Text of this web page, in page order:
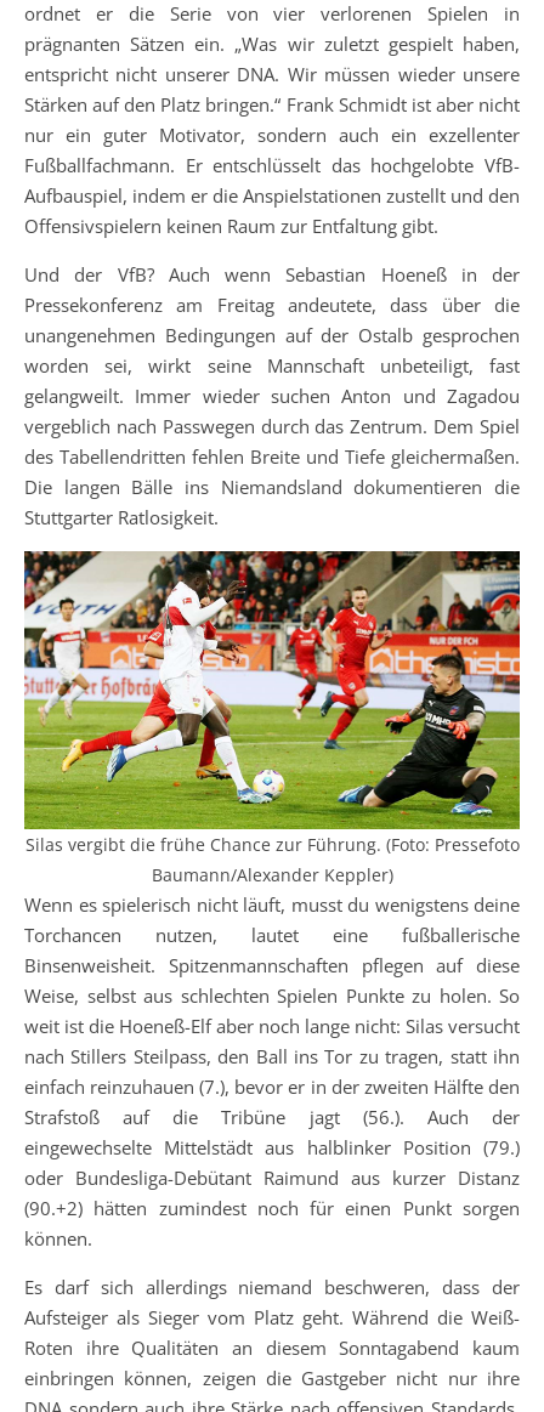
ordnet er die Serie von vier verlorenen Spielen in
prägnanten Sätzen ein. „Was wir zuletzt gespielt haben,
entspricht nicht unserer DNA. Wir müssen wieder unsere
Stärken auf den Platz bringen.“ Frank Schmidt ist aber nicht
nur ein guter Motivator, sondern auch ein exzellenter
Fußballfachmann. Er entschlüsselt das hochgelobte VfB-
Aufbauspiel, indem er die Anspielstationen zustellt und den
Offensivspielern keinen Raum zur Entfaltung gibt.
Und der VfB? Auch wenn Sebastian Hoeneß in der
Pressekonferenz am Freitag andeutete, dass über die
unangenehmen Bedingungen auf der Ostalb gesprochen
worden sei, wirkt seine Mannschaft unbeteiligt, fast
gelangweilt. Immer wieder suchen Anton und Zagadou
vergeblich nach Passwegen durch das Zentrum. Dem Spiel
des Tabellendritten fehlen Breite und Tiefe gleichermaßen.
Die langen Bälle ins Niemandsland dokumentieren die
Stuttgarter Ratlosigkeit.
Silas vergibt die frühe Chance zur Führung. (Foto: Pressefoto
Baumann/Alexander Keppler)
Wenn es spielerisch nicht läuft, musst du wenigstens deine
Torchancen nutzen, lautet eine fußballerische
Binsenweisheit. Spitzenmannschaften pflegen auf diese
Weise, selbst aus schlechten Spielen Punkte zu holen. So
weit ist die Hoeneß-Elf aber noch lange nicht: Silas versucht
nach Stillers Steilpass, den Ball ins Tor zu tragen, statt ihn
einfach reinzuhauen (7.), bevor er in der zweiten Hälfte den
Strafstoß auf die Tribüne jagt (56.). Auch der
eingewechselte Mittelstädt aus halblinker Position (79.)
oder Bundesliga-Debütant Raimund aus kurzer Distanz
(90.+2) hätten zumindest noch für einen Punkt sorgen
können.
Es darf sich allerdings niemand beschweren, dass der
Aufsteiger als Sieger vom Platz geht. Während die Weiß-
Roten ihre Qualitäten an diesem Sonntagabend kaum
einbringen können, zeigen die Gastgeber nicht nur ihre